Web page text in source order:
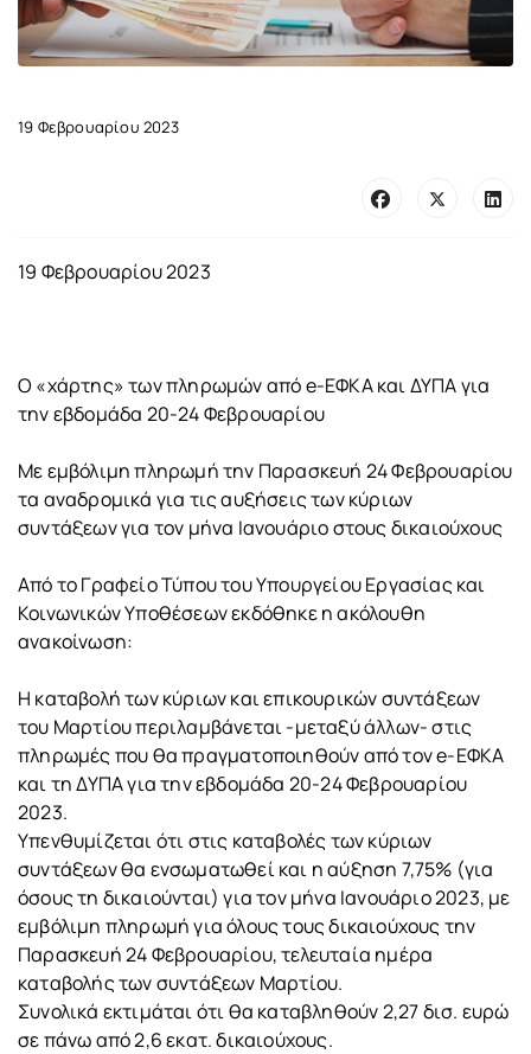
19 Φεβρουαρίου 2023
19 Φεβρουαρίου 2023
Ο «χάρτης» των πληρωμών από e-ΕΦΚΑ και ΔΥΠΑ για
την εβδομάδα 20-24 Φεβρουαρίου
Με εμβόλιμη πληρωμή την Παρασκευή 24 Φεβρουαρίου
τα αναδρομικά για τις αυξήσεις των κύριων
συντάξεων για τον μήνα Ιανουάριο στους δικαιούχους
Από το Γραφείο Τύπου του Υπουργείου Εργασίας και
Κοινωνικών Υποθέσεων εκδόθηκε η ακόλουθη
ανακοίνωση:
Η καταβολή των κύριων και επικουρικών συντάξεων
του Μαρτίου περιλαμβάνεται -μεταξύ άλλων- στις
πληρωμές που θα πραγματοποιηθούν από τον e-ΕΦΚΑ
και τη ΔΥΠΑ για την εβδομάδα 20-24 Φεβρουαρίου
2023.
Υπενθυμίζεται ότι στις καταβολές των κύριων
συντάξεων θα ενσωματωθεί και η αύξηση 7,75% (για
όσους τη δικαιούνται) για τον μήνα Ιανουάριο 2023, με
εμβόλιμη πληρωμή για όλους τους δικαιούχους την
Παρασκευή 24 Φεβρουαρίου, τελευταία ημέρα
καταβολής των συντάξεων Μαρτίου.
Συνολικά εκτιμάται ότι θα καταβληθούν 2,27 δισ. ευρώ
σε πάνω από 2,6 εκατ. δικαιούχους.